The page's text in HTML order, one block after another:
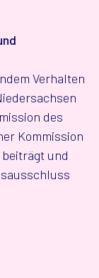
Verhalten
des
Kommission
und